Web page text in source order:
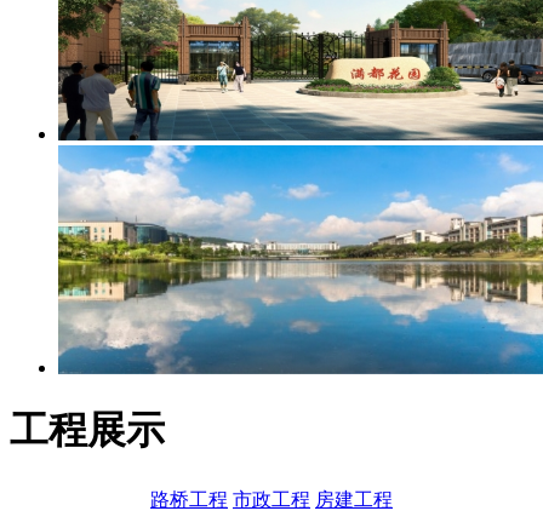
工程展示
路桥工程 市政工程 房建工程